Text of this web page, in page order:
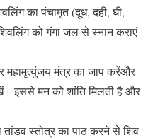
का पंचामृत (दूध, दही, घी,
को गंगा जल से स्नान कराएं
महामृत्युंजय मंत्र का जाप करेंऔर
इससे मन को शांति मिलती है और
स्तोत्र का पाठ करने से शिव